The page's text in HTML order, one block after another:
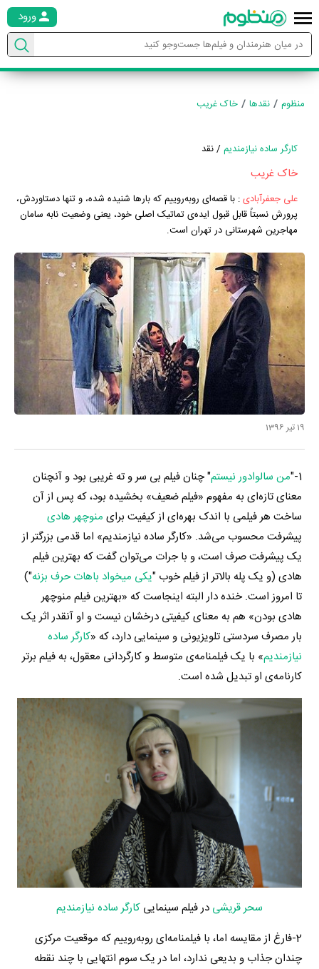
ورود
منظوم نقدها خاک غریب
کارگر ساده نیازمندیم/ نقد
خاک غریب
علی جعفرآبادی: با قصه‌ای روبه‌روییم که بارها شنیده شده، و تنها دستاوردش،
پرورش نسبتاً قابل قبول ایده‌ی تماتیک اصلی خود، یعنی وضعیت نابه سامان
مهاجرین شهرستانی در تهران است.
19 تیر 1396
1-" من سالوادور نیستم" چنان فیلم بی سر و ته غریبی بود و آنچنان
معنای تازه‌ای به مفهوم «فیلم ضعیف» بخشیده بود، که پس از آن
ساخت هر فیلمی با اندک بهره‌ای از کیفیت برای منوچهر هادی
پیشرفت محسوب می‌شد. «کارگر ساده نیازمندیم» اما قدمی بزرگتر از
یک پیشرفت صرف است، و با جرات می‌توان گفت که بهترین فیلم
هادی (و یک پله بالاتر از فیلم خوب "یکی میخواد باهات حرف بزنه")
تا امروز است. خنده دار البته اینجاست که «بهترین فیلم منوچهر
هادی بودن» هم به معنای کیفیتی درخشان نیست و او آنقدر اثر یک
بار مصرف سردستی تلویزیونی و سینمایی دارد، که «کارگر ساده
نیازمندیم» با یک فیلمنامه‌ی متوسط و کارگردانی معقول، به فیلم برتر
کارنامه‌ی او تبدیل شده است.
سحر قریشی در فیلم سینمایی کارگر ساده نیازمندیم
2-فارغ از مقایسه اما، با فیلمنامه‌ای روبه‌روییم که موقعیت مرکزی
چندان جذاب و بدیعی ندارد، اما در یک سوم انتهایی با چند نقطه